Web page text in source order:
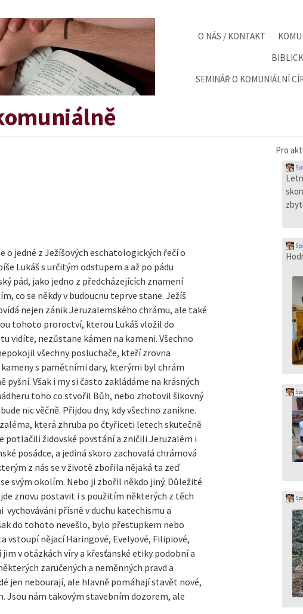
O NÁS / KONTAKT
SEMINÁŘ O KOMUNIÁLNÍ
o jedné z Ježíšových eschatologických řečí o
Lukáš s určitým odstupem a až po pádu
pád, jako jedno z předcházejících znamení
co se někdy v budoucnu teprve stane. Ježíš
nejen zánik Jeruzalemského chrámu, ale také
tohoto proroctví, kterou Lukáš vložil do
vidíte, nezůstane kámen na kameni. Všechno
všechny posluchače, kteří zrovna
s pamětními dary, kterými byl chrám
Však i my si často zakládáme na krásných
toho co stvořil Bůh, nebo zhotovil šikovný
nic věčně. Přijdou dny, kdy všechno zanikne.
která zhruba po čtyřiceti letech skutečně
potlačili židovské povstání a zničili Jeruzalém i
posádce, a jediná skoro zachovalá chrámová
z nás se v životě zbořila nějaká ta zeď
svým okolím. Nebo ji zbořil někdo jiný. Důležité
znovu postavit i s použitím některých z těch
přísně v duchu katechismu a
do tohoto nevešlo, bylo přestupkem nebo
vstoupí nějací Häringové, Evelyové, Filipiové,
v otázkách víry a křesťanské etiky podobní a
zaručených a neměnných pravd a
jen nebourají, ale hlavně pomáhají stavět nové,
Jsou nám takovým stavebním dozorem, ale
Pro